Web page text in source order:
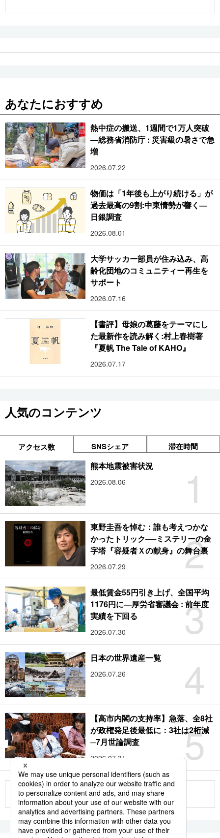
あなたにおすすめ
熱中症の搬送、1週間で1万人突破
―総務省消防庁 : 災害級の暑さで急
増
2026.07.22
物価は「1年後も上がり続ける」が
過去最高の9割:中東情勢が響く―
日銀調査
2026.08.01
大学サッカー部員が住み込み、高
齢化団地のコミュニティー再生を
サポート
2026.07.16
【書評】母娘の葛藤をテーマにし
た最新作を読み解く:村上春樹著
『夏帆 The Tale of KAHO』
2026.07.17
人気のコンテンツ
アクセス数 SNSシェア 滞在時間
1
熊本地震被害状況
2026.08.06
2
東野圭吾を悼む：誰も考えつかな
かったトリック──ミステリーの金
字塔『容疑者Ｘの献身』の舞台裏
2026.07.29
3
最低賃金55円引き上げ、全国平均
1176円に―厚労省審議会 : 前年度
実績を下回る
2026.07.30
4
日本の世界遺産一覧
2026.07.26
5
【高市内閣の支持率】急落、全8社
が政権発足後最低に：3社は2桁減
─7月世論調査
2026.07.31
もっと見る